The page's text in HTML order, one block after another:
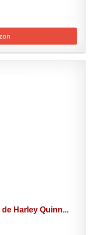
Harley Quinn...